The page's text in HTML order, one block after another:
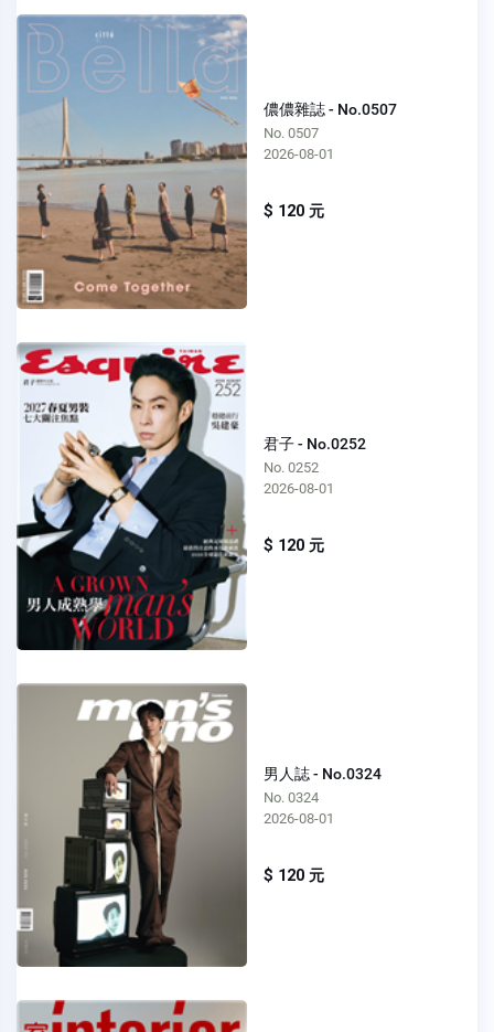
儂儂雜誌 - No.0507
No. 0507
2026-08-01
$ 120 元
君子 - No.0252
No. 0252
2026-08-01
$ 120 元
男人誌 - No.0324
No. 0324
2026-08-01
$ 120 元